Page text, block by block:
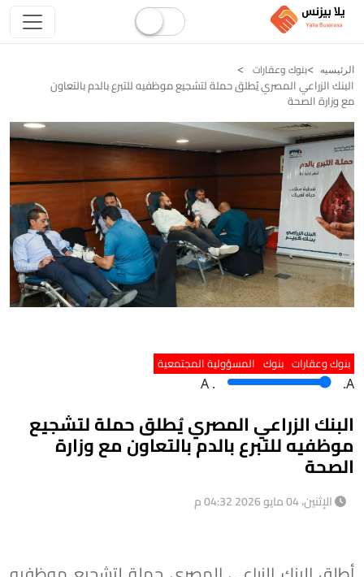
الرئيسيه بنوك وعقارات
البنك الزراعي المصري يُطلق حملة لتشجيع موظفيه للتبرع بالدم بالتعاون
مع وزارة الصحة
بنوك وعقارات بنوك المسؤولية المجتمعية
A . .A
البنك الزراعي المصري يُطلق حملة لتشجيع
موظفيه للتبرع بالدم بالتعاون مع وزارة
الصحة
الإثنين، 04 مايو 2026 04:32 م